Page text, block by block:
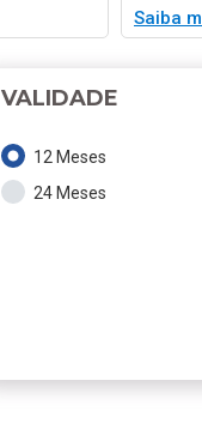
Saiba
VALIDADE
12 Meses
24 Meses